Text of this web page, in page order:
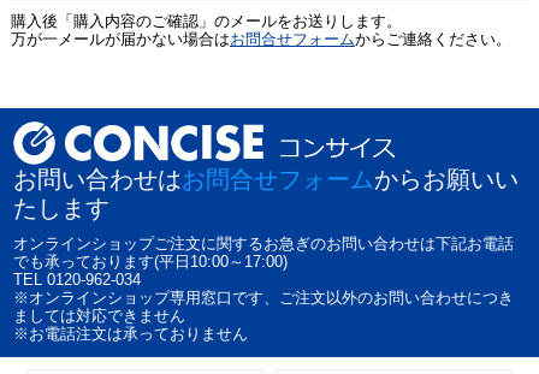
購入後「購入内容のご確認」のメールをお送りします。
万が一メールが届かない場合はお問合せフォームからご連絡ください。
お問い合わせはお問合せフォームからお願いい
たします
オンラインショップご注文に関するお急ぎのお問い合わせは下記お電話
でも承っております(平日10:00～17:00)
TEL 0120-962-034
※オンラインショップ専用窓口です、ご注文以外のお問い合わせにつき
ましては対応できません
※お電話注文は承っておりません